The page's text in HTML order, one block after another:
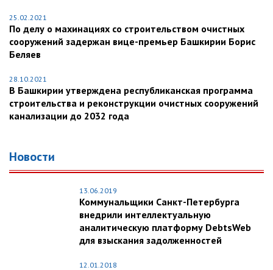
25.02.2021
По делу о махинациях со строительством очистных
сооружений задержан вице-премьер Башкирии Борис
Беляев
28.10.2021
В Башкирии утверждена республиканская программа
строительства и реконструкции очистных сооружений
канализации до 2032 года
Новости
13.06.2019
Коммунальщики Санкт-Петербурга
внедрили интеллектуальную
аналитическую платформу DebtsWeb
для взыскания задолженностей
12.01.2018